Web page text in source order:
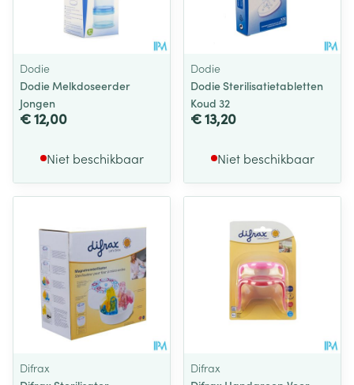
Dodie
Dodie Melkdoseerder
Jongen
€ 12,00
Niet beschikbaar
Dodie
Dodie Sterilisatietabletten
Koud 32
€ 13,20
Niet beschikbaar
Difrax
Difrax